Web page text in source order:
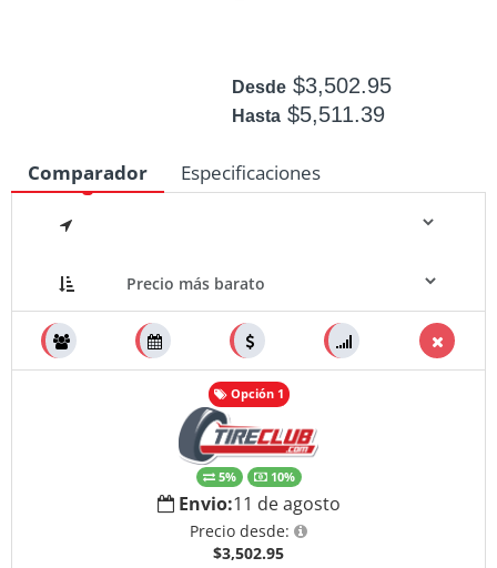
Desde $3,502.95
Hasta $5,511.39
Comparador Especificaciones
Opción 1
5% 10%
Envio:11 de agosto
Precio desde:
$3,502.95